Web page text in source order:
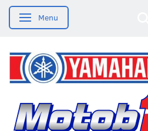
Skifte navigation
Menu